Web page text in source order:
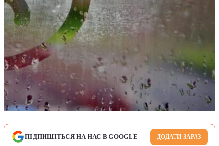
ПІДПИШІТЬСЯ НА НАС В GOOGLE ДОДАТИ ЗАРАЗ